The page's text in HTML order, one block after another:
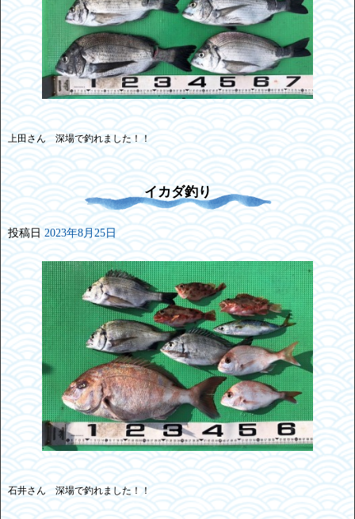
上田さん 深場で釣れました！！
イカダ釣り
投稿日 2023年8月25日
石井さん 深場で釣れました！！